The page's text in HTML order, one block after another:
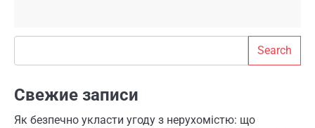
Search
Свежие записи
Як безпечно укласти угоду з нерухомістю: що